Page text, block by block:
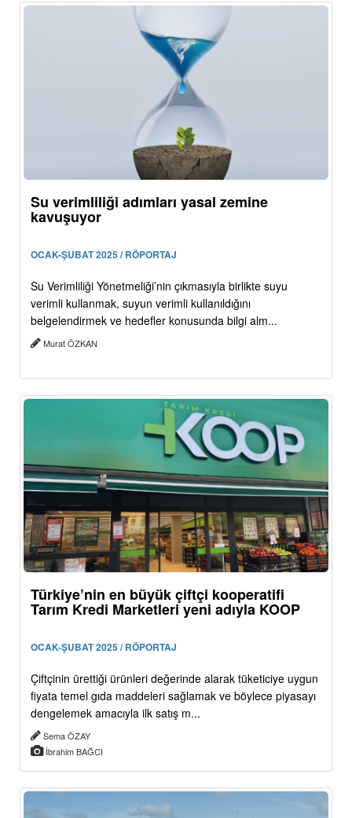
Su verimliliği adımları yasal zemine
kavuşuyor
OCAK-ŞUBAT 2025 / RÖPORTAJ
Su Verimliliği Yönetmeliği’nin çıkmasıyla birlikte suyu
verimli kullanmak, suyun verimli kullanıldığını
belgelendirmek ve hedefler konusunda bilgi alm...
Murat ÖZKAN
Türkiye’nin en büyük çiftçi kooperatifi
Tarım Kredi Marketleri yeni adıyla KOOP
OCAK-ŞUBAT 2025 / RÖPORTAJ
Çiftçinin ürettiği ürünleri değerinde alarak tüketiciye uygun
fiyata temel gıda maddeleri sağlamak ve böylece piyasayı
dengelemek amacıyla ilk satış m...
Sema ÖZAY
İbrahim BAĞCI